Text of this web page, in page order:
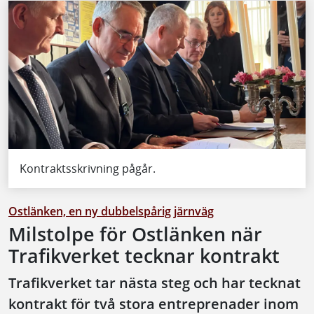
Kontraktsskrivning pågår.
Ostlänken, en ny dubbelspårig järnväg
Milstolpe för Ostlänken när
Trafikverket tecknar kontrakt
Trafikverket tar nästa steg och har tecknat
kontrakt för två stora entreprenader inom